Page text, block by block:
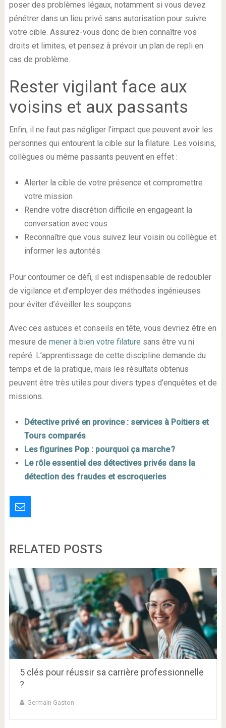
poser des problèmes légaux, notamment si vous devez
pénétrer dans un lieu privé sans autorisation pour suivre
votre cible. Assurez-vous donc de bien connaître vos
droits et limites, et pensez à prévoir un plan de repli en
cas de problème.
Rester vigilant face aux
voisins et aux passants
Enfin, il ne faut pas négliger l’impact que peuvent avoir les
personnes qui entourent la cible sur la filature. Les voisins,
collègues ou même passants peuvent en effet :
Alerter la cible de votre présence et compromettre
votre mission
Rendre votre discrétion difficile en engageant la
conversation avec vous
Reconnaître que vous suivez leur voisin ou collègue et
informer les autorités
Pour contourner ce défi, il est indispensable de redoubler
de vigilance et d’employer des méthodes ingénieuses
pour éviter d’éveiller les soupçons.
Avec ces astuces et conseils en tête, vous devriez être en
mesure de mener à bien votre filature sans être vu ni
repéré. L’apprentissage de cette discipline demande du
temps et de la pratique, mais les résultats obtenus
peuvent être très utiles pour divers types d’enquêtes et de
missions.
Détective privé en province : services à Poitiers et
Tours comparés
Les figurines Pop : pourquoi ça marche ?
Le rôle essentiel des détectives privés dans la
détection des fraudes et escroqueries
RELATED POSTS
5 clés pour réussir sa carrière professionnelle
?
Germain Gaston